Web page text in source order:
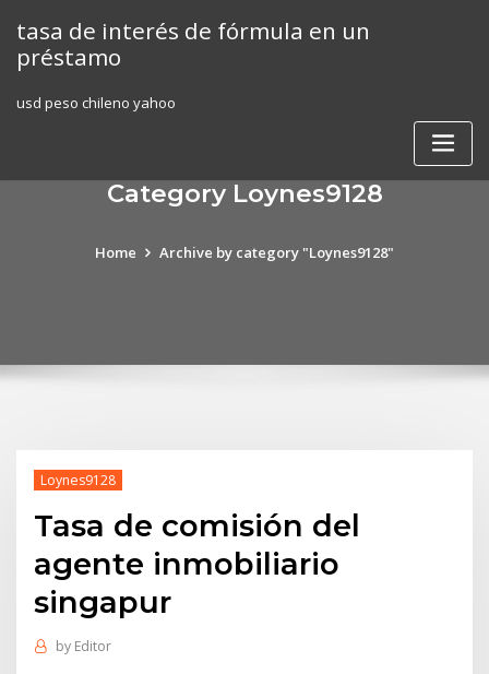
content
tasa de interés de fórmula en un
préstamo
usd peso chileno yahoo
Category Loynes9128
Home Archive by category "Loynes9128"
Loynes9128
Tasa de comisión del
agente inmobiliario
singapur
by Editor